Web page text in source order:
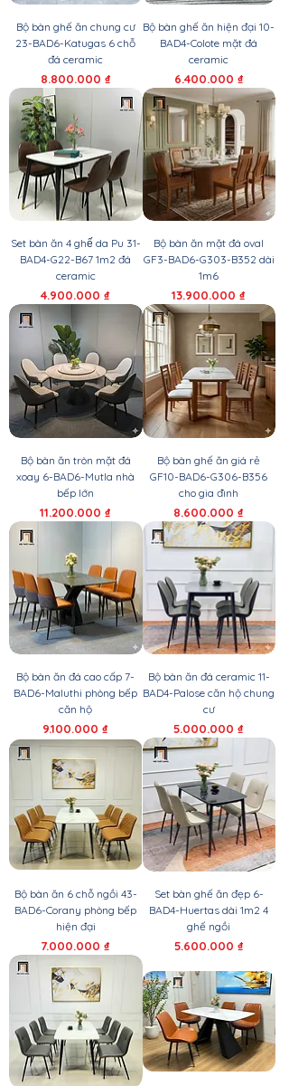
Bộ bàn ghế ăn chung cư
23-BAD6-Katugas 6 chỗ
đá ceramic
Giá
8.800.000 ₫
Bộ bàn ghế ăn hiện đại 10-
BAD4-Colote mặt đá
ceramic
Giá
6.400.000 ₫
Set bàn ăn 4 ghế da Pu 31-
BAD4-G22-B67 1m2 đá
ceramic
Giá
4.900.000 ₫
Bộ bàn ăn mặt đá oval
GF3-BAD6-G303-B352 dài
1m6
Giá
13.900.000 ₫
Bộ bàn ăn tròn mặt đá
xoay 6-BAD6-Mutla nhà
bếp lớn
Giá
11.200.000 ₫
Bộ bàn ghế ăn giá rẻ
GF10-BAD6-G306-B356
cho gia đình
Giá
8.600.000 ₫
Bộ bàn ăn đá cao cấp 7-
BAD6-Maluthi phòng bếp
căn hộ
Giá
9.100.000 ₫
Bộ bàn ăn đá ceramic 11-
BAD4-Palose căn hộ chung
cư
Giá
5.000.000 ₫
Bộ bàn ăn 6 chỗ ngồi 43-
BAD6-Corany phòng bếp
hiện đại
Giá
7.000.000 ₫
Set bàn ghế ăn đẹp 6-
BAD4-Huertas dài 1m2 4
ghế ngồi
Giá
5.600.000 ₫